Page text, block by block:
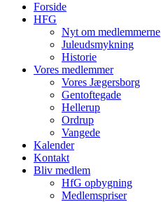
Forside
HFG
Nyt om medlemmerne
Juleudsmykning
Historie
Vores medlemmer
Vores Jægersborg
Gentoftegade
Hellerup
Ordrup
Vangede
Kalender
Kontakt
Bliv medlem
HfG opbygning
Medlemspriser